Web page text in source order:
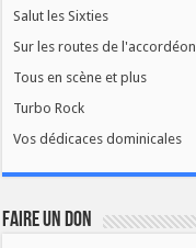
Salut les Sixties
Sur les routes de l'accordéon
Tous en scène et plus
Turbo Rock
Vos dédicaces dominicales
FAIRE UN DON